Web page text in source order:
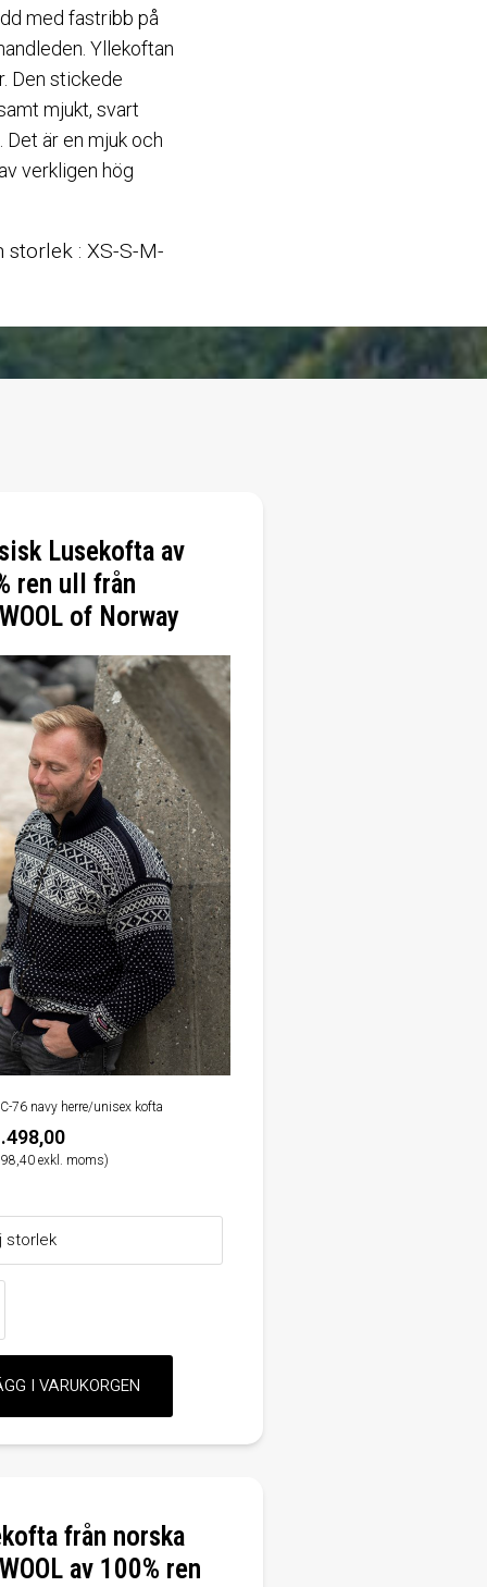
med fastribb på
Yllekoftan
Den stickede
mjukt, svart
Det är en mjuk och
verkligen hög
: XS-S-M-
Lusekofta av
ren ull från
of Norway
76 navy herre/unisex kofta
exkl. moms)
från norska
av 100% ren